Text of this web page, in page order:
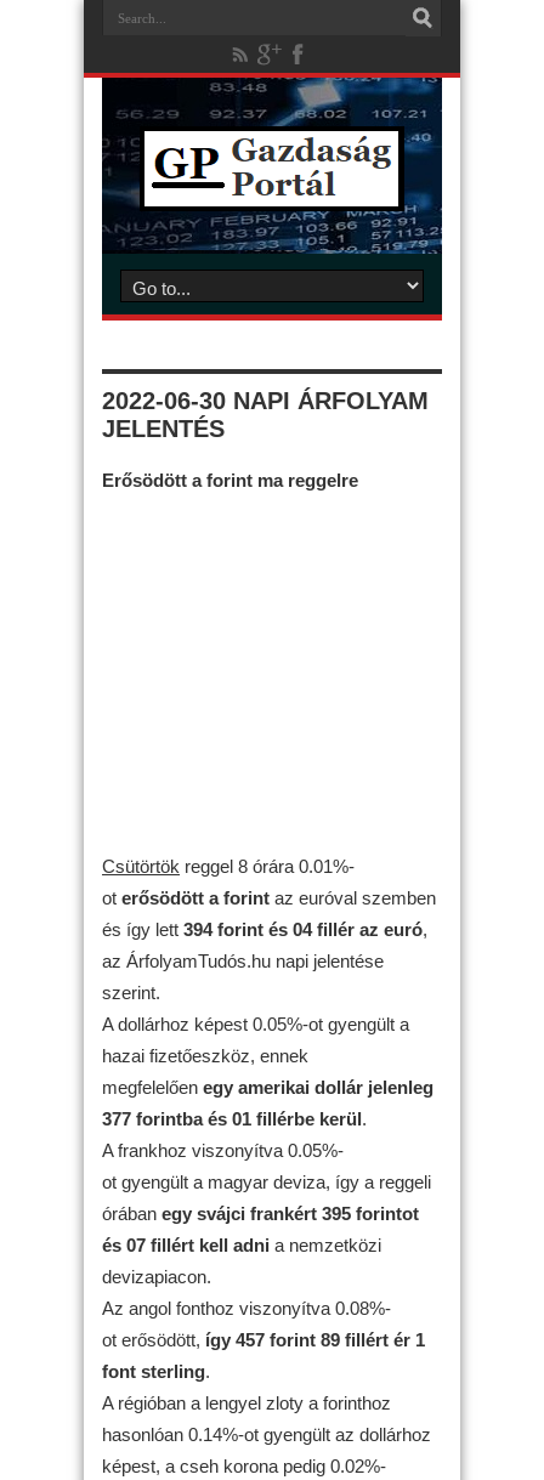
2022-06-30 NAPI ÁRFOLYAM
JELENTÉS
Erősödött a forint ma reggelre
Csütörtök reggel 8 órára 0.01%-
ot erősödött a forint az euróval szemben
és így lett 394 forint és 04 fillér az euró,
az ÁrfolyamTudós.hu napi jelentése
szerint.
A dollárhoz képest 0.05%-ot gyengült a
hazai fizetőeszköz, ennek
megfelelően egy amerikai dollár jelenleg
377 forintba és 01 fillérbe kerül.
A frankhoz viszonyítva 0.05%-
ot gyengült a magyar deviza, így a reggeli
órában egy svájci frankért 395 forintot
és 07 fillért kell adni a nemzetközi
devizapiacon.
Az angol fonthoz viszonyítva 0.08%-
ot erősödött, így 457 forint 89 fillért ér 1
font sterling.
A régióban a lengyel zloty a forinthoz
hasonlóan 0.14%-ot gyengült az dollárhoz
képest, a cseh korona pedig 0.02%-